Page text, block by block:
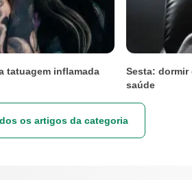
tatuagem inflamada
Sesta: dormir
saúde
os artigos da categoria